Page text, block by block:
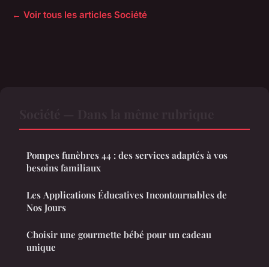
← Voir tous les articles Société
Pompes funèbres 44 : des services adaptés à vos
besoins familiaux
Les Applications Éducatives Incontournables de
Nos Jours
Choisir une gourmette bébé pour un cadeau
unique